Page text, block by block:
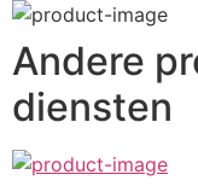
Andere
diensten